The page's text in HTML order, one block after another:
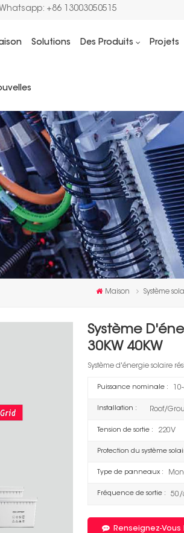
+86 13003050515
Solutions Des Produits Projets
Maison Système
Système
30KW 40KW
Système d'énergie solaire
Puissance nominale :
Installation : Roof/
Tension de sortie : 220V
Protection du système
Type de panneaux :
Fréquence de sortie : 50/
Renseignez-